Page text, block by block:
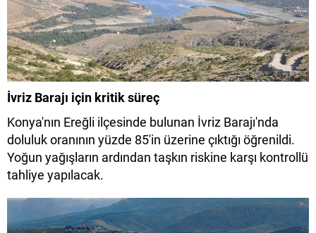
İvriz Barajı için kritik süreç
Konya'nın Ereğli ilçesinde bulunan İvriz Barajı'nda
doluluk oranının yüzde 85'in üzerine çıktığı öğrenildi.
Yoğun yağışların ardından taşkın riskine karşı kontrollü
tahliye yapılacak.